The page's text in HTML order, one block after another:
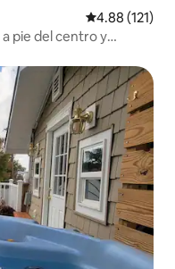
Calificación
4.88 (121)
a pie del centro y